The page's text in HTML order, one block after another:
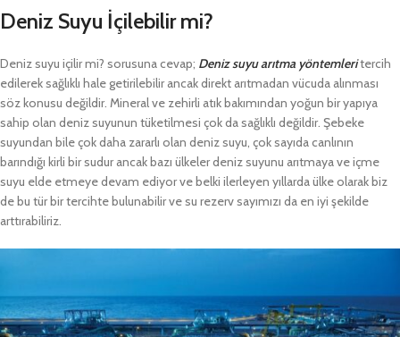
Deniz Suyu İçilebilir mi?
Deniz suyu içilir mi? sorusuna cevap; Deniz suyu arıtma yöntemleritercih
edilerek sağlıklı hale getirilebilir ancak direkt arıtmadan vücuda alınması
söz konusu değildir. Mineral ve zehirli atık bakımından yoğun bir yapıya
sahip olan deniz suyunun tüketilmesi çok da sağlıklı değildir. Şebeke
suyundan bile çok daha zararlı olan deniz suyu, çok sayıda canlının
barındığı kirli bir sudur ancak bazı ülkeler deniz suyunu arıtmaya ve içme
suyu elde etmeye devam ediyor ve belki ilerleyen yıllarda ülke olarak biz
de bu tür bir tercihte bulunabilir ve su rezerv sayımızı da en iyi şekilde
arttırabiliriz.